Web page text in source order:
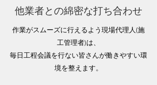
他業者との綿密な打ち合わせ
作業がスムーズに行えるよう現場代理人(施
工管理者)は、
毎日工程会議を行ない皆さんが働きやすい環
境を整えます。